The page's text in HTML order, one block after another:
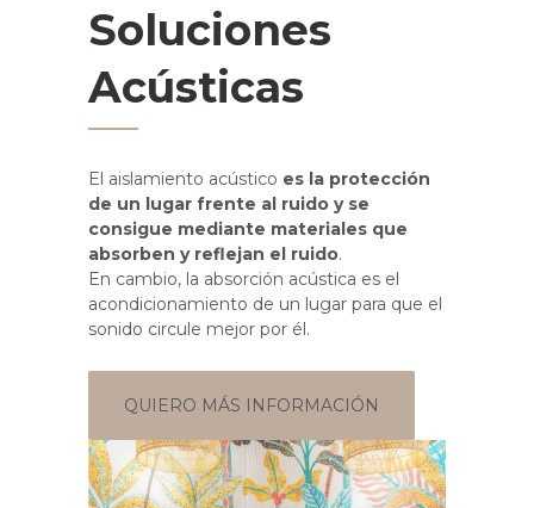
Soluciones
Acústicas
El aislamiento acústico es la protección
de un lugar frente al ruido y se
consigue mediante materiales que
absorben y reflejan el ruido.
En cambio, la absorción acústica es el
acondicionamiento de un lugar para que el
sonido circule mejor por él.
QUIERO MÁS INFORMACIÓN